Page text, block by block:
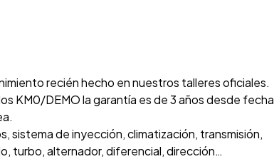
recién hecho en nuestros talleres oficiales.
KM0/DEMO la garantía es de 3 años desde fecha
sistema de inyección, climatización, transmisión,
turbo, alternador, diferencial, dirección…